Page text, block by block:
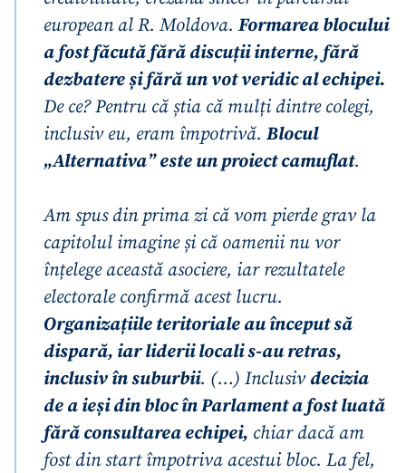
european al R. Moldova. Formarea blocului
a fost făcută fără discuții interne, fără
dezbatere și fără un vot veridic al echipei.
De ce? Pentru că știa că mulți dintre colegi,
inclusiv eu, eram împotrivă. Blocul
„Alternativa” este un proiect camuflat.
Am spus din prima zi că vom pierde grav la
capitolul imagine și că oamenii nu vor
înțelege această asociere, iar rezultatele
electorale confirmă acest lucru.
Organizațiile teritoriale au început să
dispară, iar liderii locali s-au retras,
inclusiv în suburbii. (…) Inclusivdecizia
de a ieși din bloc în Parlament a fost luată
fără consultarea echipei, chiar dacă am
fost din start împotriva acestui bloc. La fel,